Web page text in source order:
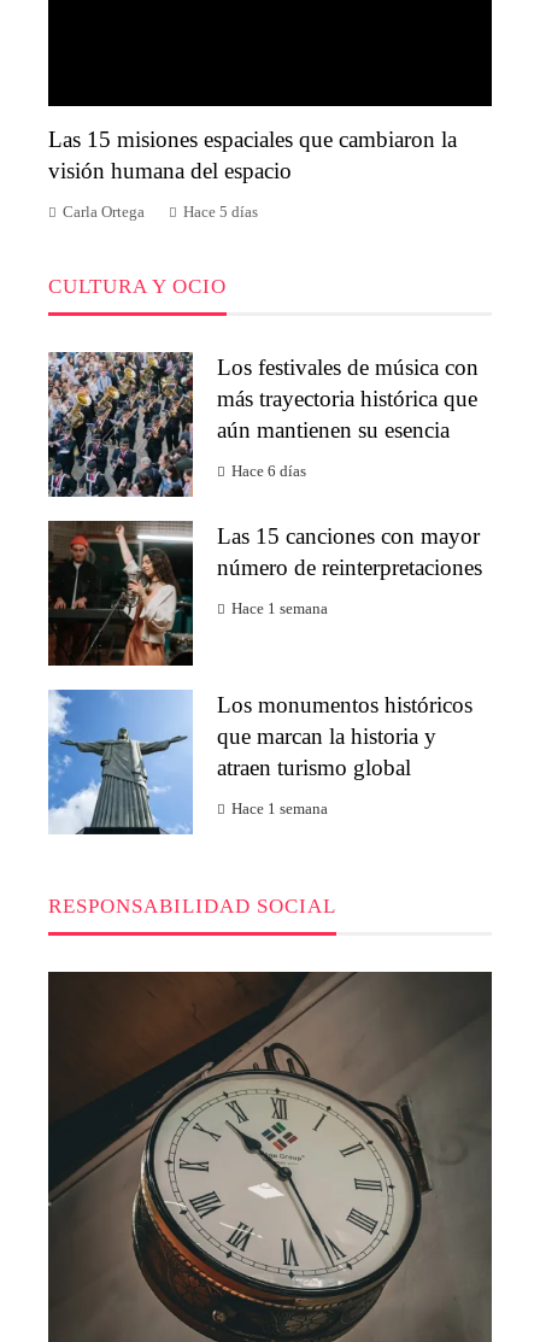
Las 15 misiones espaciales que cambiaron la
visión humana del espacio
Carla Ortega Hace 5 días
CULTURA Y OCIO
Los festivales de música con
más trayectoria histórica que
aún mantienen su esencia
Hace 6 días
Las 15 canciones con mayor
número de reinterpretaciones
Hace 1 semana
Los monumentos históricos
que marcan la historia y
atraen turismo global
Hace 1 semana
RESPONSABILIDAD SOCIAL